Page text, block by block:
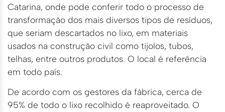
Catarina, onde pode conferir todo o processo de
transformação dos mais diversos tipos de resíduos,
que seriam descartados no lixo, em materiais
usados na construção civil como tijolos, tubos,
telhas, entre outros produtos. O local é referência
em todo país.
De acordo com os gestores da fábrica, cerca de
95% de todo o lixo recolhido é reaproveitado. O